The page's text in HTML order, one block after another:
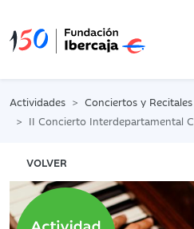
Actividades
Conciertos y Recitales
II Concierto Interdepartamental Conservatorio Sebastián Durón
VOLVER